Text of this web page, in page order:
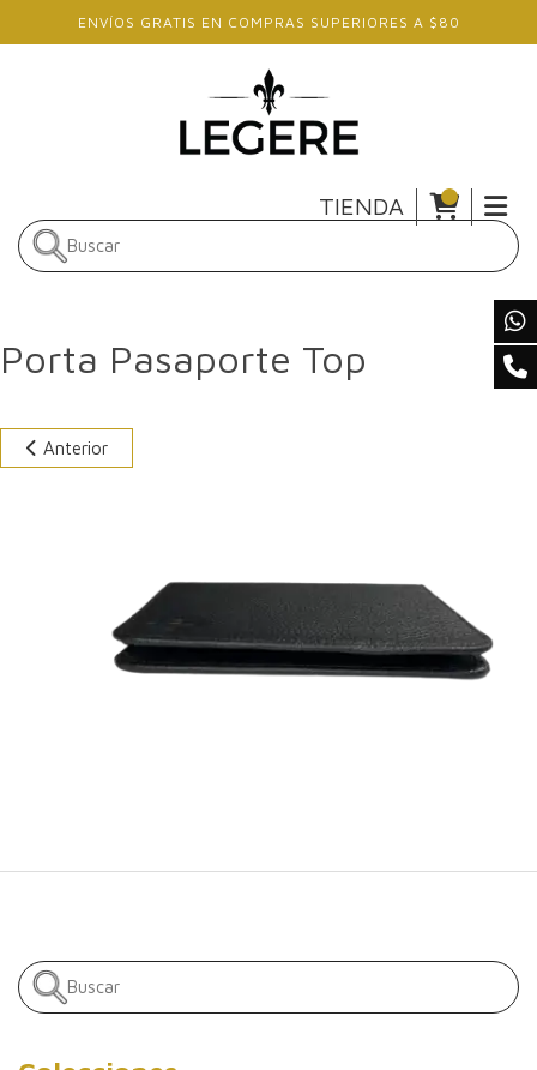
Skip to main content
ENVÍOS GRATIS EN COMPRAS SUPERIORES A $80
TIENDA
Porta Pasaporte Top
Anterior